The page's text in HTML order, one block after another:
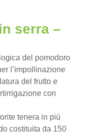
serra –
del pomodoro
l’impollinazione
del frutto e
con
tenera in più
costituita da 150